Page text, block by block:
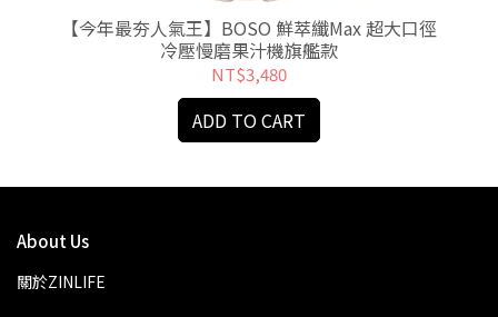
【今年最夯人氣王】BOSO 鮮萃纖Max 超大口徑
冷壓慢磨果汁機旗艦款
NT$3,480
ADD TO CART
About Us
關於ZINLIFE